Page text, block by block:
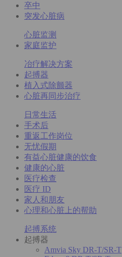
卒中
突发心脏病
心脏监测
家庭监护
冶疗解决方案
起搏器
植入式除颤器
心脏再同步治疗
日常生活
手术后
重返工作岗位
无忧假期
有益心脏健康的饮食
健康的心脏
医疗检查
医疗 ID
家人和朋友
心理和心脏上的帮助
起搏系统
起搏器
Amvia Sky DR-T/SR-T